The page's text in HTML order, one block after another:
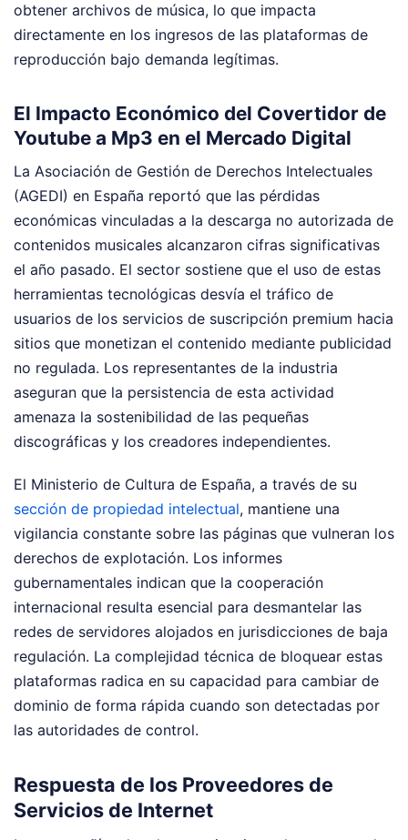
obtener archivos de música, lo que impacta
directamente en los ingresos de las plataformas de
reproducción bajo demanda legítimas.
El Impacto Económico del Covertidor de
Youtube a Mp3 en el Mercado Digital
La Asociación de Gestión de Derechos Intelectuales
(AGEDI) en España reportó que las pérdidas
económicas vinculadas a la descarga no autorizada de
contenidos musicales alcanzaron cifras significativas
el año pasado. El sector sostiene que el uso de estas
herramientas tecnológicas desvía el tráfico de
usuarios de los servicios de suscripción premium hacia
sitios que monetizan el contenido mediante publicidad
no regulada. Los representantes de la industria
aseguran que la persistencia de esta actividad
amenaza la sostenibilidad de las pequeñas
discográficas y los creadores independientes.
El Ministerio de Cultura de España, a través de su
sección de propiedad intelectual, mantiene una
vigilancia constante sobre las páginas que vulneran los
derechos de explotación. Los informes
gubernamentales indican que la cooperación
internacional resulta esencial para desmantelar las
redes de servidores alojados en jurisdicciones de baja
regulación. La complejidad técnica de bloquear estas
plataformas radica en su capacidad para cambiar de
dominio de forma rápida cuando son detectadas por
las autoridades de control.
Respuesta de los Proveedores de
Servicios de Internet